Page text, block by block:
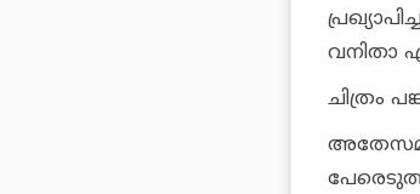
വനിതാ
ചിത്രം